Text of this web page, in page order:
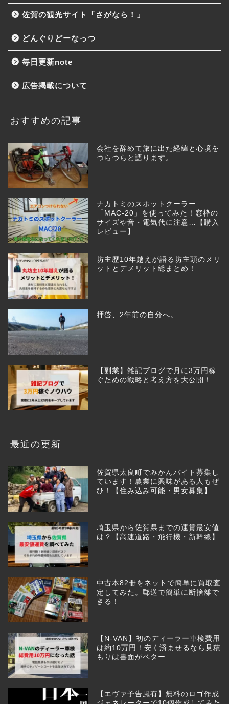
佐賀の観光サイト「さがなら！」
どんぐりどーなっつ
毎日更新note
広告掲載について
おすすめの記事
会社を辞めて旅に出た経緯と心境を
つらつらと語ります。
ナカトミのスポットクーラー
「MAC-20」を使ってみた！窓枠の
サイズや音・電気代に注意…【購入
レビュー】
坊主歴10年越えが語る坊主頭のメリ
ットとデメリット総まとめ！
拝啓、2年前の自分へ。
【副業】雑記ブログで月に3万円稼
ぐための戦略と考え方を大公開！
最近の更新
佐賀県太良町でみかんバイト募集し
ています！農業に興味がある人もぜ
ひ！【住み込み可能・男女募集】
埼玉県から佐賀県までの運賃最安値
は？【高速道路・飛行機・新幹線】
中古本82冊をネットで簡単に買取査
定してみた。郵送で簡単に断捨離で
きる！
【N-VAN】初のディーラー車検費用
は約10万円！安く済ませるなら見積
もりは書面がベター
【エヴァ予告風有】無料のロゴ作成